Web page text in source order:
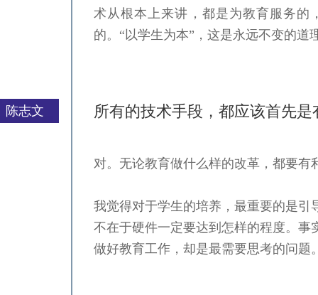
术从根本上来讲，都是为教育服务的
的。“以学生为本”，这是永远不变的道
陈志文 所有的技术手段，都应该首先
对。无论教育做什么样的改革，都要有
我觉得对于学生的培养，最重要的是
不在于硬件一定要达到怎样的程度。
做好教育工作，却是最需要思考的问题